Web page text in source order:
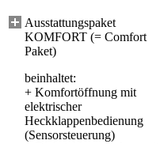
Ausstattungspaket
KOMFORT (= Comfort
Paket)
beinhaltet:
+ Komfortöffnung mit
elektrischer
Heckklappenbedienung
(Sensorsteuerung)